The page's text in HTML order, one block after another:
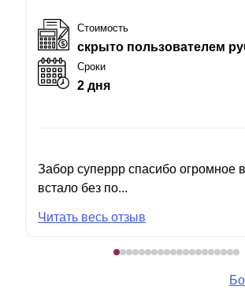
Стоимость
скрыто пользователем
Сроки
2 дня
Забор суперрр спасибо огромное
встало без по...
Читать весь отзыв